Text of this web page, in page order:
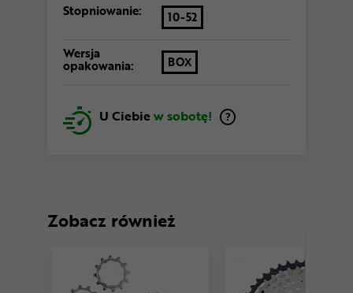
Stopniowanie: 10-52
Wersja
opakowania: BOX
U Ciebiew sobotę!
Zobacz również